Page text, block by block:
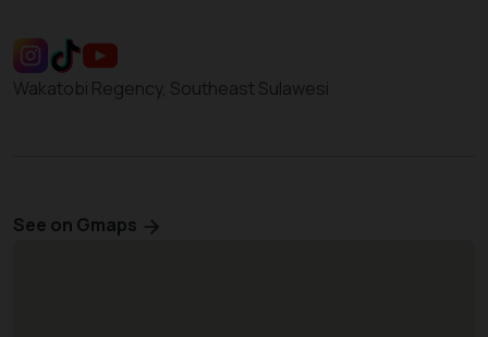
Wakatobi Regency, Southeast Sulawesi
See on Gmaps